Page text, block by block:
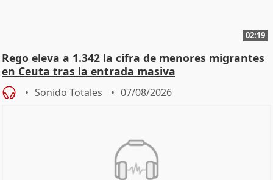
02:19
Rego eleva a 1.342 la cifra de menores migrantes
en Ceuta tras la entrada masiva
Sonido Totales 07/08/2026